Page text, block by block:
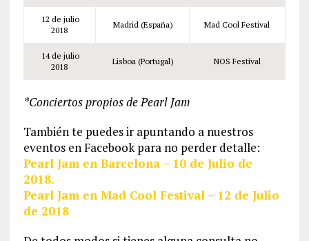
12 de julio
2018
Madrid (España) Mad Cool Festival
14 de julio
2018
Lisboa (Portugal) NOS Festival
*Conciertos propios de Pearl Jam
También te puedes ir apuntando a nuestros
eventos en Facebook para no perder detalle:
Pearl Jam en Barcelona – 10 de Julio de
2018.
Pearl Jam en Mad Cool Festival – 12 de Julio
de 2018